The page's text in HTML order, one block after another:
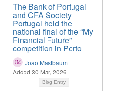
The Bank of Portugal
and CFA Society
Portugal held the
national final of the “My
Financial Future”
competition in Porto
Joao Mastbaum
Added 30 Mar, 2026
Blog Entry